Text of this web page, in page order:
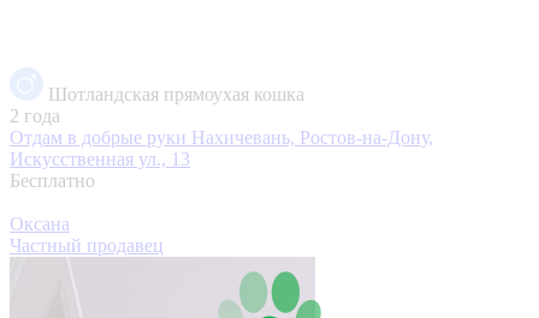
Шотландская прямоухая кошка
2 года
Отдам в добрые руки Нахичевань, Ростов-на-Дону,
Искусственная ул., 13
Бесплатно
Оксана
Частный продавец